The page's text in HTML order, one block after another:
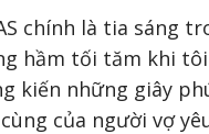
chính là tia sáng
hầm tối tăm khi
kiến những giây
của người vợ